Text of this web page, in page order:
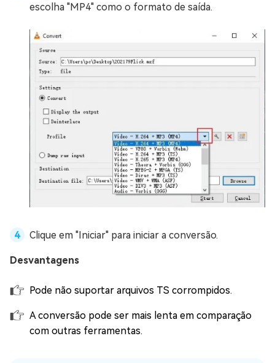
escolha "MP4" como o formato de saída.
Clique em "Iniciar" para iniciar a conversão.
Desvantagens
Pode não suportar arquivos TS corrompidos.
A conversão pode ser mais lenta em comparação
com outras ferramentas.